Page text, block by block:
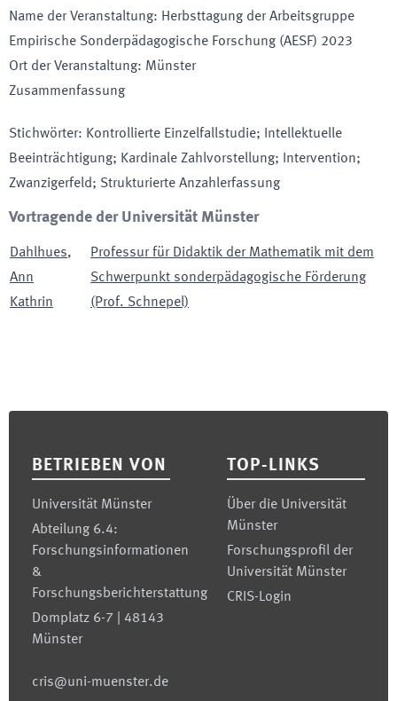
Name der Veranstaltung: Herbsttagung der Arbeitsgruppe
Empirische Sonderpädagogische Forschung (AESF) 2023
Ort der Veranstaltung: Münster
Zusammenfassung
Stichwörter: Kontrollierte Einzelfallstudie; Intellektuelle
Beeinträchtigung; Kardinale Zahlvorstellung; Intervention;
Zwanzigerfeld; Strukturierte Anzahlerfassung
Vortragende der Universität Münster
Dahlhues,
Ann
Kathrin
Professur für Didaktik der Mathematik mit dem
Schwerpunkt sonderpädagogische Förderung
(Prof. Schnepel)
BETRIEBEN VON
Universität Münster
Abteilung 6.4:
Forschungsinformationen
&
Forschungsberichterstattung
Domplatz 6-7 | 48143
Münster
cris@uni-muenster.de
TOP-LINKS
Über die Universität
Münster
Forschungsprofil der
Universität Münster
CRIS-Login